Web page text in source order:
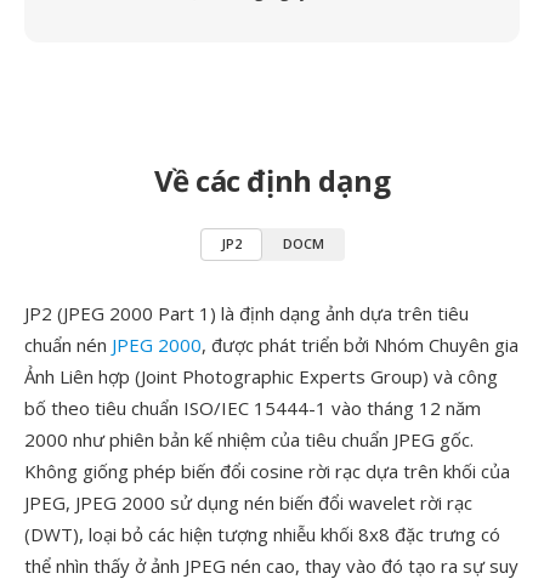
Về các định dạng
JP2 DOCM
JP2 (JPEG 2000 Part 1) là định dạng ảnh dựa trên tiêu
chuẩn nén JPEG 2000, được phát triển bởi Nhóm Chuyên gia
Ảnh Liên hợp (Joint Photographic Experts Group) và công
bố theo tiêu chuẩn ISO/IEC 15444-1 vào tháng 12 năm
2000 như phiên bản kế nhiệm của tiêu chuẩn JPEG gốc.
Không giống phép biến đổi cosine rời rạc dựa trên khối của
JPEG, JPEG 2000 sử dụng nén biến đổi wavelet rời rạc
(DWT), loại bỏ các hiện tượng nhiễu khối 8x8 đặc trưng có
thể nhìn thấy ở ảnh JPEG nén cao, thay vào đó tạo ra sự suy